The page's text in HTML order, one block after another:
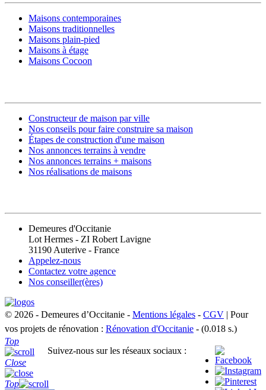
Maisons contemporaines
Maisons traditionnelles
Maisons plain-pied
Maisons à étage
Maisons Cocoon
Constructeur de maison par ville
Nos conseils pour faire construire sa maison
Étapes de construction d'une maison
Nos annonces terrains à vendre
Nos annonces terrains + maisons
Nos réalisations de maisons
Demeures d'Occitanie
Lot Hermes - ZI Robert Lavigne
31190 Auterive - France
Appelez-nous
Contactez votre agence
Nos conseiller(ères)
© 2026 - Demeures d’Occitanie - Mentions légales - CGV | Pour
vos projets de rénovation : Rénovation d'Occitanie - (0.018 s.)
Suivez-nous sur les réseaux sociaux :
Top
Close
Top